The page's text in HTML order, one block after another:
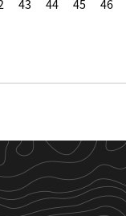
43 44 45
46